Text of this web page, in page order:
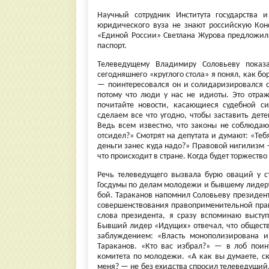
Научный сотрудник Института
юридического вуза не знают российскую
«Единой России» Светлана Журова
паспорт.
Телеведущему Владимиру Соловьеву
сегодняшнего «круглого стола» я понял, как
— поинтересовался он и
потому что люди у нас не идиоты. Это
почитайте новости, касающиеся судебной
сделаем все что угодно, чтобы заставить
Ведь всем известно, что законы не
отсидел?» Смотрят на депутата и думают:
деньги занес куда надо?» Правовой
что происходит в стране. Когда будет
Речь телеведущего вызвала бурю оваций у
Госдумы по делам молодежи и бывшему
бой. Тараканов напомнил Соловьеву
совершенствования правоприменительной
слова президента, я сразу вспоминаю
Бывший лидер «Идущих» отвечал, что
заблуждением: «Власть монополизирована
Тараканов. «Кто вас избрал?» — в лоб
комитета по молодежи. «А как вы думаете,
меня? — не без ехидства спросил